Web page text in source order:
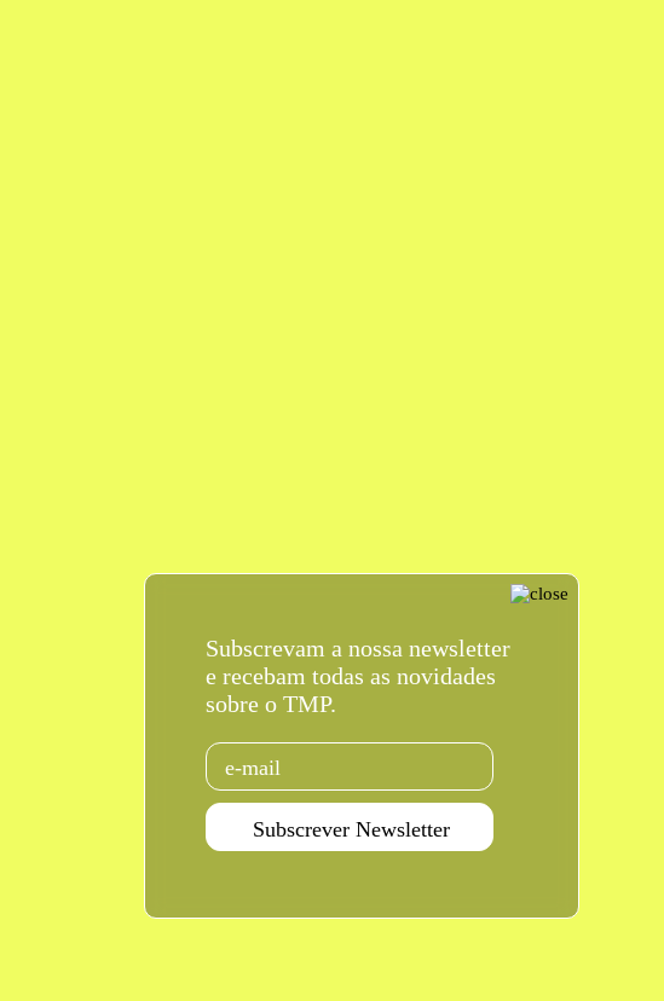
Subscrevam a nossa newsletter
e recebam todas as novidades
sobre o TMP.
Email
Subscrever Newsletter